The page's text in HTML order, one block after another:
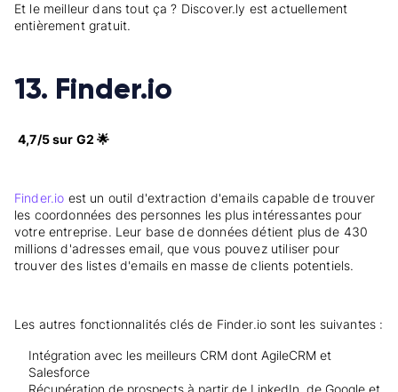
Et le meilleur dans tout ça ? Discover.ly est actuellement
entièrement gratuit.
13. Finder.io
4,7/5 sur G2 🌟
Finder.io est un outil d'extraction d'emails capable de trouver
les coordonnées des personnes les plus intéressantes pour
votre entreprise. Leur base de données détient plus de 430
millions d'adresses email, que vous pouvez utiliser pour
trouver des listes d'emails en masse de clients potentiels.
Les autres fonctionnalités clés de Finder.io sont les suivantes :
Intégration avec les meilleurs CRM dont AgileCRM et
Salesforce
Récupération de prospects à partir de LinkedIn, de Google et